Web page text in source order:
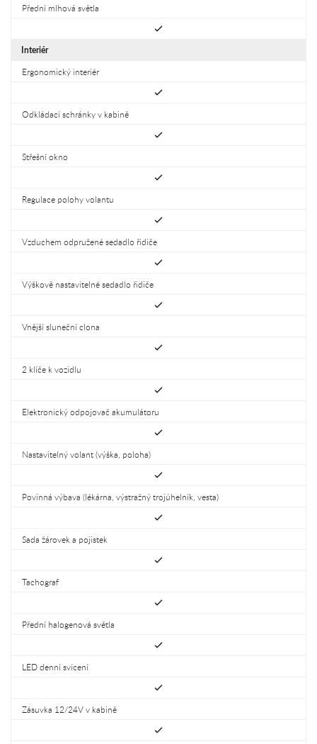
Přední mlhová světla
Interiér
Ergonomický interiér
Odkládací schránky v kabině
Střešní okno
Regulace polohy volantu
Vzduchem odpružené sedadlo řidiče
Výškově nastavitelné sedadlo řidiče
Vnější sluneční clona
2 klíče k vozidlu
Elektronický odpojovač akumulátoru
Nastavitelný volant (výška, poloha)
Povinná výbava (lékárna, výstražný trojúhelník, vesta)
Sada žárovek a pojistek
Tachograf
Přední halogenová světla
LED denní svícení
Zásuvka 12/24V v kabině